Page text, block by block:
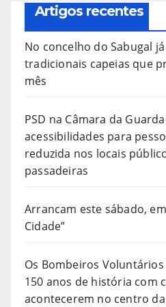
Artigos recentes
No concelho do Sabugal
tradicionais capeias que
mês
PSD na Câmara da
acessibilidades para
reduzida nos locais
passadeiras
Arrancam este sábado,
Cidade”
Os Bombeiros
150 anos de história com
acontecerem no centro